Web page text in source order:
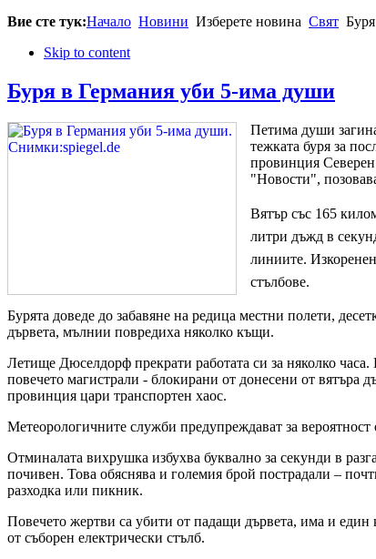
Вие сте тук:Начало Новини Изберете новина Свят
Skip to content
Буря в Германия уби 5-има души
Петима души
тежката буря за
провинция
"Новости",
Вятър със 165
литри дъжд в
линиите.
стълбове.
Бурята доведе до забавяне на редица местни полети,
дървета, мълнии повредиха няколко къщи.
Летище Дюселдорф прекрати работата си за няколко
повечето магистрали - блокирани от донесени от вятъра
провинция цари транспортен хаос.
Метеорологичните служби предупреждават за вероятност
Отминалата вихрушка избухва буквално за секунди в
почивен. Това обяснява и големия брой пострадали –
разходка или пикник.
Повечето жертви са убити от падащи дървета, има и един
от съборен електрически стълб.